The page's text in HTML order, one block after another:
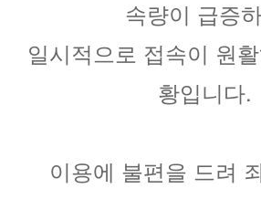
속량이 급증
일시적으로 접속이 원
황입니다.
이용에 불편을 드려